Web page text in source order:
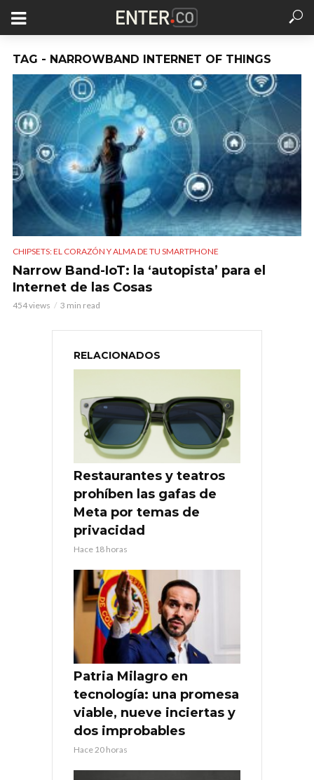
TAG - NARROWBAND INTERNET OF THINGS
CHIPSETS: EL CORAZÓN Y ALMA DE TU SMARTPHONE
Narrow Band-IoT: la ‘autopista’ para el
Internet de las Cosas
454 views 3 min read
RELACIONADOS
Restaurantes y teatros
prohíben las gafas de
Meta por temas de
privacidad
Hace 18 horas
Patria Milagro en
tecnología: una promesa
viable, nueve inciertas y
dos improbables
Hace 20 horas